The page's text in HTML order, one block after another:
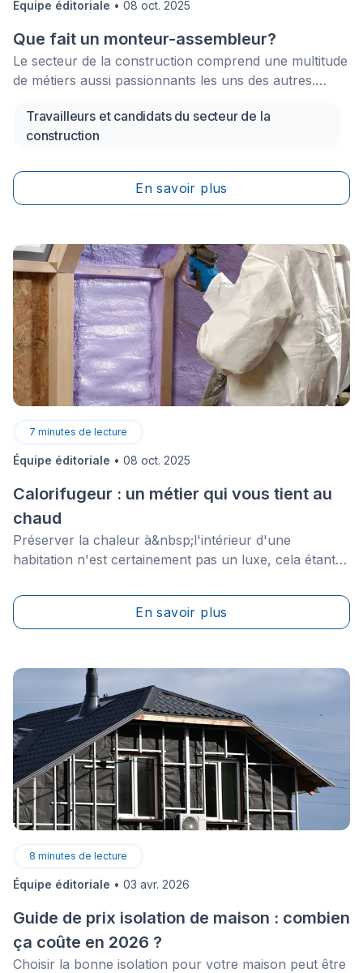
Équipe éditoriale • 08 oct. 2025
Que fait un monteur-assembleur?
Le secteur de la construction comprend une multitude
de métiers aussi passionnants les uns des autres.
monteur-assembleur qui consiste, entre autres, à lier
tous les éléments en fer et en acier qui entrent dans la
monteur-assembleur? Lisez ce qui suit pour tout
connaître sur ce métier!
Travailleurs et candidats du secteur de la
construction
En savoir plus
7 minutes de lecture
Équipe éditoriale • 08 oct. 2025
Calorifugeur : un métier qui vous tient au
chaud
Préserver la chaleur à&nbsp;l'intérieur d'une
habitation n'est certainement pas un luxe, cela étant
à l'hiver. Le rôle du calorifugeur est donc
particulièrement important, celui-ci s'occupant de la
En savoir plus
8 minutes de lecture
Équipe éditoriale • 03 avr. 2026
Guide de prix isolation de maison : combien
ça coûte en 2026 ?
Choisir la bonne isolation pour votre maison peut être